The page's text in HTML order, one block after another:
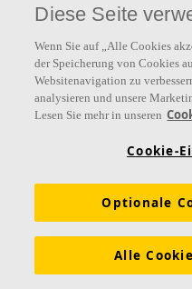
Ecophon Master™ E
Ecophon Master ™ E ist
Akustikdecke, die
alle anderen Bereiche
Anforderungen
Schallabsorptionsklasse
Diese Seite
Wenn Sie auf „Alle Cookies
der Speicherung von Cookies
Websitenavigation zu
analysieren und unsere
Lesen Sie mehr in unseren
Cookie-
Optionale
Alle